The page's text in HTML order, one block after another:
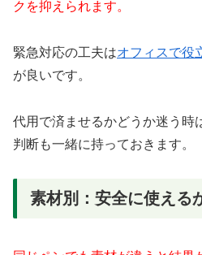
クを抑えられます。
緊急対応の工夫はオフィスで役
が良いです。
代用で済ませるかどうか迷う時
判断も一緒に持っておきます。
素材別：安全に使える